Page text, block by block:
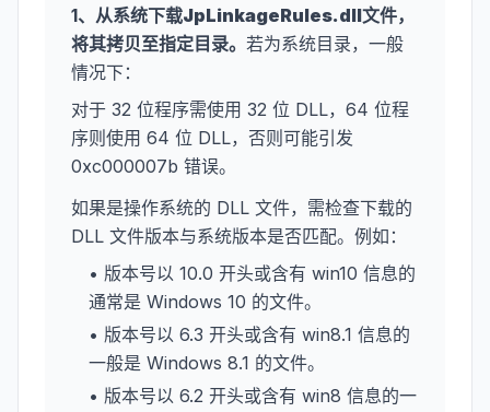
1、从系统下载JpLinkageRules.dll文件，
将其拷贝至指定目录。 若为系统目录，一般
情况下：
对于 32 位程序需使用 32 位 DLL，64 位程
序则使用 64 位 DLL，否则可能引发
0xc000007b 错误。
如果是操作系统的 DLL 文件，需检查下载的
DLL 文件版本与系统版本是否匹配。例如：
• 版本号以 10.0 开头或含有 win10 信息的
通常是 Windows 10 的文件。
• 版本号以 6.3 开头或含有 win8.1 信息的
一般是 Windows 8.1 的文件。
• 版本号以 6.2 开头或含有 win8 信息的一